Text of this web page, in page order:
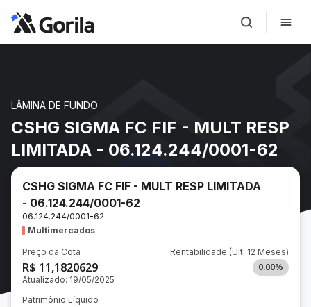
LÂMINA DE FUNDO
CSHG SIGMA FC FIF - MULT RESP
LIMITADA - 06.124.244/0001-62
CSHG SIGMA FC FIF - MULT RESP LIMITADA
- 06.124.244/0001-62
06.124.244/0001-62
Multimercados
Preço da Cota
R$ 11,1820629
Atualizado: 19/05/2025
Rentabilidade (Últ. 12 Meses)
0.00%
Patrimônio Líquido